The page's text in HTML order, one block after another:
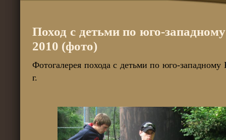
Поход с детьми по юго-
2010 (фото)
Фотогалерея похода с детьми по юго-
г.